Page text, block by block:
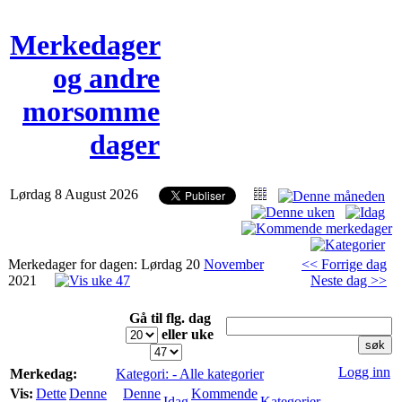
Merkedager
og andre
morsomme
dager
Lørdag 8 August 2026
Merkedager for dagen: Lørdag 20 November
2021
<< Forrige dag
Neste dag >>
Gå til flg. dag
eller uke
Merkedag:
Kategori: - Alle kategorier
Vis: DetteDenne
Denne
Kommende
Logg inn